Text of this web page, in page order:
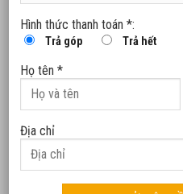
Song song với chương trình
hiệp Hợp tác xã Liên minh Kinh
đội ngũ tài xế nhiều chính sách
khám, chữa bệnh định kỳ; mở
cấp điểm dừng chân phục vụ ăn
lập quỹ thiện nguyện; hỗ trợ tài
dành cho các xã viên có hoàn
Về phía GSM, trong hơn một
ty đã đồng hành cùng hơn 35
Hình thức thanh toán *:
Trả góp Trả hết
Họ tên *
Địa chỉ